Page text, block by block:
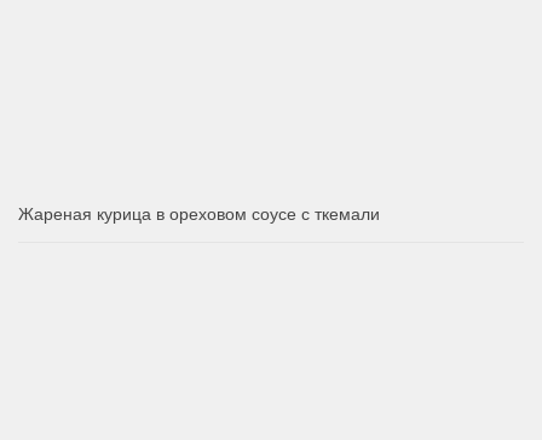
Жареная курица в ореховом соусе с ткемали